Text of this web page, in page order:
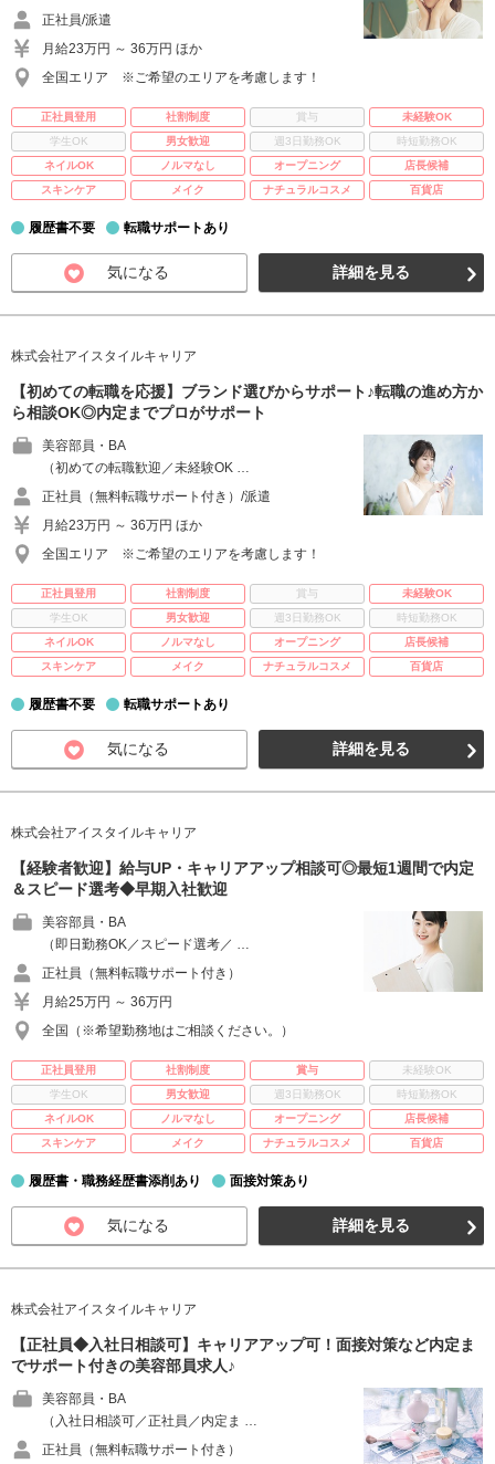
正社員/派遣
月給23万円 ～ 36万円 ほか
全国エリア ※ご希望のエリアを考慮します！
正社員登用 社割制度 賞与
未経験OK
学生OK
男女歓迎 週3日勤務OK
時短勤務OK
ネイルOK
ノルマなし オープニング
店長候補
スキンケア
メイク ナチュラルコスメ 百貨店
履歴書不要 転職サポートあり
気になる 詳細を見る
株式会社アイスタイルキャリア
【初めての転職を応援】ブランド選びからサポート♪転職の進め方か
ら相談OK◎内定までプロがサポート
美容部員・BA
（初めての転職歓迎／未経験OK …
正社員（無料転職サポート付き）/派遣
月給23万円 ～ 36万円 ほか
全国エリア ※ご希望のエリアを考慮します！
正社員登用 社割制度 賞与
未経験OK
学生OK
男女歓迎 週3日勤務OK
時短勤務OK
ネイルOK
ノルマなし オープニング
店長候補
スキンケア
メイク ナチュラルコスメ 百貨店
履歴書不要 転職サポートあり
気になる 詳細を見る
株式会社アイスタイルキャリア
【経験者歓迎】給与UP・キャリアアップ相談可◎最短1週間で内定
＆スピード選考◆早期入社歓迎
美容部員・BA
（即日勤務OK／スピード選考／ …
正社員（無料転職サポート付き）
月給25万円 ～ 36万円
全国（※希望勤務地はご相談ください。）
正社員登用 社割制度 賞与
未経験OK
学生OK
男女歓迎 週3日勤務OK
時短勤務OK
ネイルOK
ノルマなし オープニング
店長候補
スキンケア
メイク ナチュラルコスメ 百貨店
履歴書・職務経歴書添削あり 面接対策あり
気になる 詳細を見る
株式会社アイスタイルキャリア
【正社員◆入社日相談可】キャリアアップ可！面接対策など内定ま
でサポート付きの美容部員求人♪
美容部員・BA
（入社日相談可／正社員／内定ま …
正社員（無料転職サポート付き）